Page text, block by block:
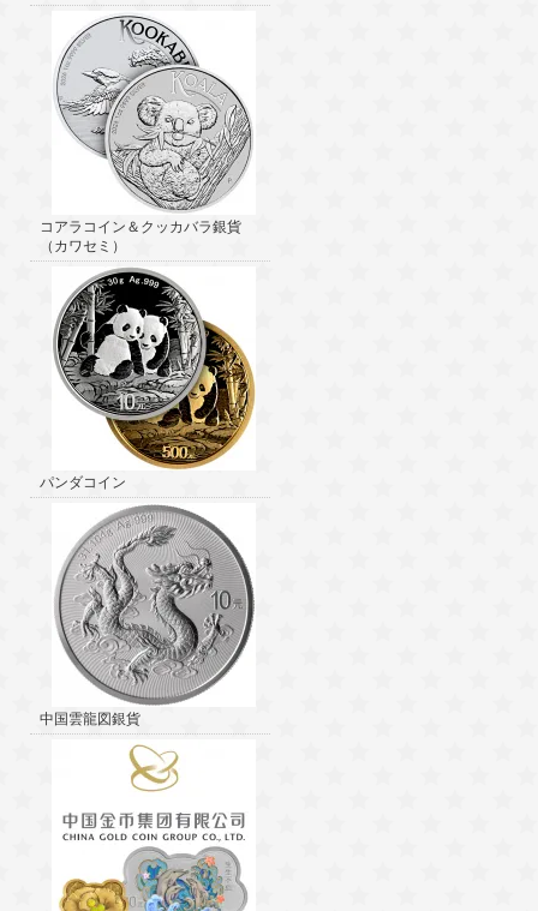
コアラコイン＆クッカバラ銀貨
（カワセミ）
パンダコイン
中国雲龍図銀貨